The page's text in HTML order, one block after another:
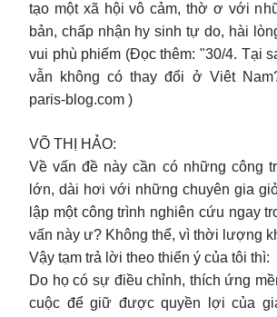
tạo một xã hội vô cảm, thờ ơ với
bản, chấp nhận hy sinh tự do, hài
vui phù phiếm (Đọc thêm: "30/4. Tại
vẫn không có thay đổi ở Viêt
paris-blog.com )
VÕ THỊ HẢO:
Về vấn đề này cần có những công
lớn, dài hơi với những chuyên gia
lập một công trình nghiên cứu ngay
vấn này ư? Không thể, vì thời lượng
Vậy tạm trả lời theo thiển ý của tôi thì:
Do họ có sự điều chỉnh, thích ứng
cuộc để giữ được quyền lợi của